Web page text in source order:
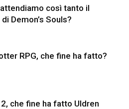
così tanto il
Demon’s Souls?
RPG, che fine ha fatto?
che fine ha fatto Uldren